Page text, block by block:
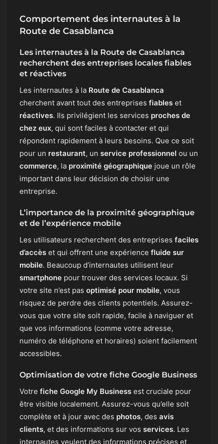
Comportement des internautes à la
Route de Casablanca
Les internautes à la Route de Casablanca
recherchent des entreprises locales fiables
et réactives
Les internautes à la Route de Casablanca
cherchent avant tout des entreprises fiables et
réactives. Ils privilégient les services proches de
chez eux, qui sont faciles à contacter et qui
répondent rapidement à leurs besoins. Que ce soit
pour un restaurant, un service professionnel ou un
commerce, la proximité géographique joue un rôle
important dans leur décision de choisir une
entreprise.
L’importance de la proximité géographique
et de l’expérience mobile
Les utilisateurs recherchent des entreprises faciles
d’accès et qui offrent une expérience fluide sur
mobile. Beaucoup d’internautes utilisent leur
smartphone pour trouver des services locaux. Si
votre site n’est pas optimisé pour mobile, vous
risquez de perdre des clients potentiels. Assurez-
vous que votre site soit rapide, facile à naviguer et
que vos informations (comme votre adresse,
numéro de téléphone et horaires) soient facilement
accessibles.
Optimisation de votre fiche Google Business
Votre fiche Google My Business est cruciale pour
être visible localement. Assurez-vous qu’elle soit
complète et à jour avec des photos, des avis
clients, et des informations sur vos services. Les
internautes veulent des informations précises et